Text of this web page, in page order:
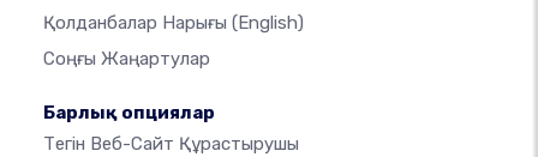
Қолданбалар Нарығы (English)
Соңғы Жаңартулар
Барлық опциялар
Тегін Веб-Сайт Құрастырушы